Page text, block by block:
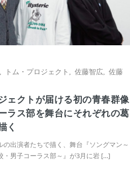
トム・プロジェクト 佐藤智広
佐藤
ェクトが届ける初の青春群像
ス部を舞台にそれぞれの葛
く
出演者たちで描く、舞台『ソングマン～
・男子コーラス部～』が3月に岩 […]